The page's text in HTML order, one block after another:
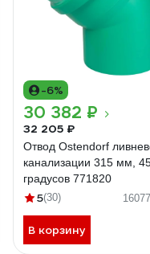
-6%
30 382 ₽
32 205 ₽
Отвод Ostendorf
канализации 315 мм,
градусов 771820
5(30)
В корзину